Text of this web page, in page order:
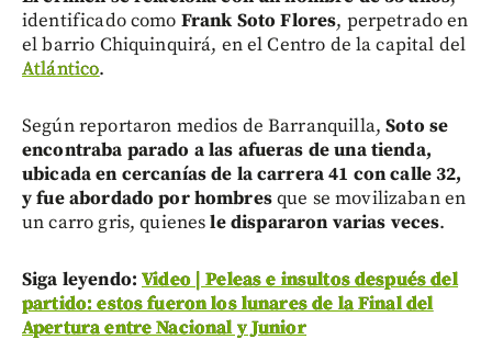
identificado como Frank Soto Flores, perpetrado en
el barrio Chiquinquirá, en el Centro de la capital del
Atlántico.
Según reportaron medios de Barranquilla,Soto se
encontraba parado a las afueras de una tienda,
ubicada en cercanías de la carrera 41 con calle 32,
y fue abordado por hombresque se movilizaban en
un carro gris, quienesle dispararon varias veces.
Siga leyendo:Video | Peleas e insultos después del
partido: estos fueron los lunares de la Final del
Apertura entre Nacional y Junior